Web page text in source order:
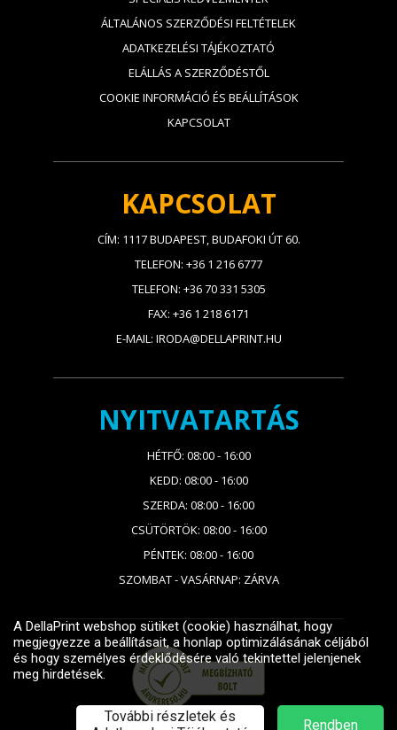
ÁLTALÁNOS SZERZŐDÉSI FELTÉTELEK
ADATKEZELÉSI TÁJÉKOZTATÓ
ELÁLLÁS A SZERZŐDÉSTŐL
COOKIE INFORMÁCIÓ ÉS BEÁLLÍTÁSOK
KAPCSOLAT
KAPCSOLAT
CÍM: 1117 BUDAPEST, BUDAFOKI ÚT 60.
TELEFON: +36 1 216 6777
TELEFON: +36 70 331 5305
FAX: +36 1 218 6171
E-MAIL: IRODA@DELLAPRINT.HU
NYITVATARTÁS
HÉTFŐ: 08:00 - 16:00
KEDD: 08:00 - 16:00
SZERDA: 08:00 - 16:00
CSÜTÖRTÖK: 08:00 - 16:00
PÉNTEK: 08:00 - 16:00
SZOMBAT - VASÁRNAP: ZÁRVA